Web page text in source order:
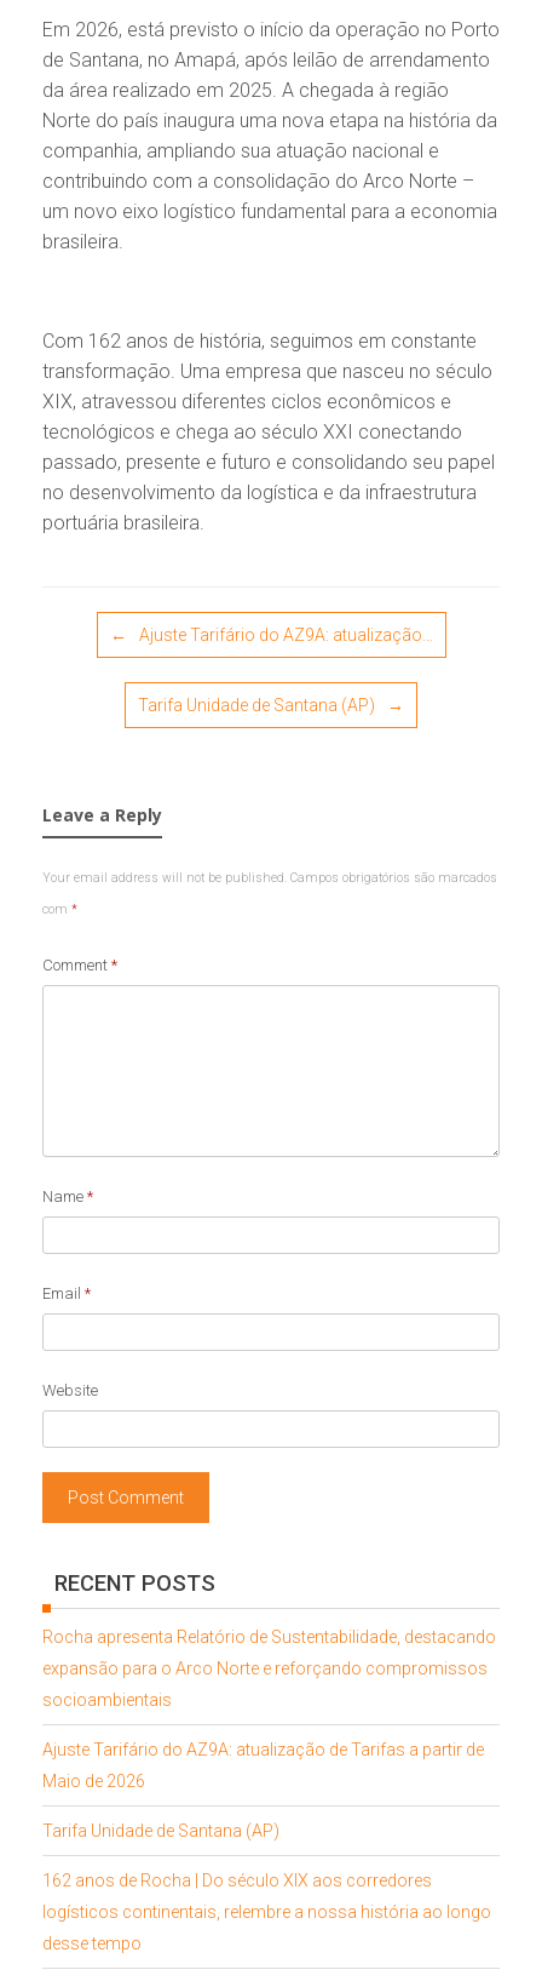
Em 2026, está previsto o início da operação no Porto
de Santana, no Amapá, após leilão de arrendamento
da área realizado em 2025. A chegada à região
Norte do país inaugura uma nova etapa na história da
companhia, ampliando sua atuação nacional e
contribuindo com a consolidação do Arco Norte –
um novo eixo logístico fundamental para a economia
brasileira.
Com 162 anos de história, seguimos em constante
transformação. Uma empresa que nasceu no século
XIX, atravessou diferentes ciclos econômicos e
tecnológicos e chega ao século XXI conectando
passado, presente e futuro e consolidando seu papel
no desenvolvimento da logística e da infraestrutura
portuária brasileira.
Post navigation
← Ajuste Tarifário do AZ9A: atualização…
Tarifa Unidade de Santana (AP) →
Leave a Reply
Your email address will not be published. Campos obrigatórios são marcados
com *
Comment *
Name *
Email *
Website
RECENT POSTS
Rocha apresenta Relatório de Sustentabilidade, destacando
expansão para o Arco Norte e reforçando compromissos
socioambientais
Ajuste Tarifário do AZ9A: atualização de Tarifas a partir de
Maio de 2026
Tarifa Unidade de Santana (AP)
162 anos de Rocha | Do século XIX aos corredores
logísticos continentais, relembre a nossa história ao longo
desse tempo